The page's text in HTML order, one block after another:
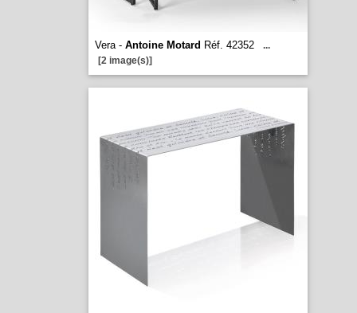
Vera - Antoine Motard Réf. 42352
...
[2 image(s)]